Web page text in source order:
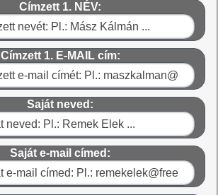
Címzett 1. NÉV:
Címzett 1. E-MAIL cím:
Saját neved:
Saját e-mail címed: